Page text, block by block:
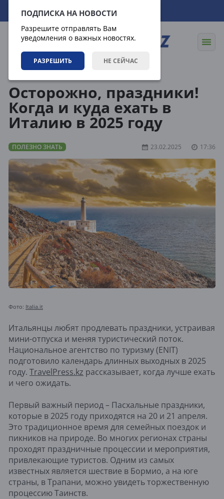
ПОДПИСКА НА НОВОСТИ
Разрешите отправлять Вам
уведомления о важных новостях.
РАЗРЕШИТЬ НЕ СЕЙЧАС
07.08.2026 23:35:28
Осторожно, праздники!
Когда и куда ехать в
Италию в 2025 году
ПОЛЕЗНО ЗНАТЬ 23.02.2025 17:36
Фото: Italia.it
Итальянцы любят продлевать праздники, устраивая
мини-отпуска и меняя туристический поток.
Национальное агентство по туризму (ENIT)
подготовило календарь длинных выходных в 2025
году. TravelPress.kz рассказывает, когда лучше ехать
и чего ожидать.
Первый важный период – Пасхальные праздники,
которые в 2025 году приходятся на 20 и 21 апреля.
Это традиционное время для семейных поездок и
пикников на природе. Во многих регионах страны
проходят праздничные процессии и мероприятия,
привлекающие туристов. Одним из самых
известных является шествие в Бормио, а на юге
страны, в Трапани, можно увидеть торжественную
процессию Таинств.